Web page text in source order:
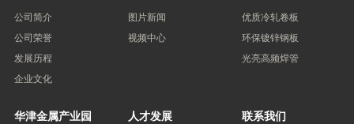
公司简介
公司荣誉
发展历程
企业文化
图片新闻
视频中心
优质冷轧卷板
环保镀锌钢板
光亮高频焊管
华津金属产业园 人才发展 联系我们